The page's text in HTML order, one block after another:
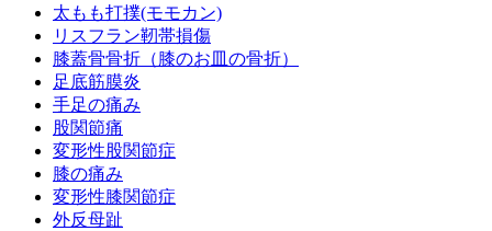
太もも打撲(モモカン)
リスフラン靭帯損傷
膝蓋骨骨折（膝のお皿の骨折）
足底筋膜炎
手足の痛み
股関節痛
変形性股関節症
膝の痛み
変形性膝関節症
外反母趾